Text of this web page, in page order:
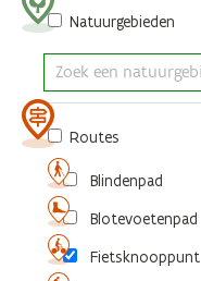
Natuurgebieden
Routes
Blindenpad
Blotevoetenpad
Fietsknooppunt